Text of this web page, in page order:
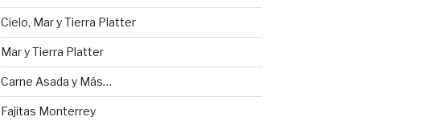
Cielo, Mar y Tierra Platter
Mar y Tierra Platter
Carne Asada y Más…
Fajitas Monterrey